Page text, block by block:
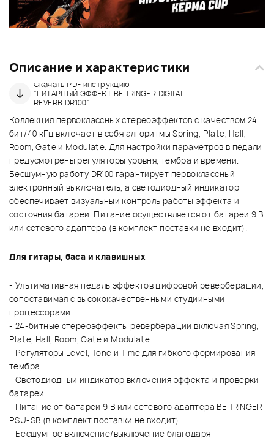
Описание и характеристики
Скачать PDF инструкцию
"ГИТАРНЫЙ ЭФФЕКТ BEHRINGER DIGITAL
REVERB DR100"
Коллекция первоклассных стереоэффектов с качеством 24
бит/40 кГц включает в себя алгоритмы Spring, Plate, Hall,
Room, Gate и Modulate. Для настройки параметров в педали
предусмотрены регуляторы уровня, тембра и времени.
Бесшумную работу DR100 гарантирует первоклассный
электронный выключатель, а светодиодный индикатор
обеспечивает визуальный контроль работы эффекта и
состояния батареи. Питание осуществляется от батареи 9 В
или сетевого адаптера (в комплект поставки не входит).
Для гитары, баса и клавишных
- Ультимативная педаль эффектов цифровой реверберации,
сопоставимая с высококачественными студийными
процессорами
- 24-битные стереоэффекты реверберации включая Spring,
Plate, Hall, Room, Gate и Modulate
- Регуляторы Level, Tone и Time для гибкого формирования
тембра
- Светодиодный индикатор включения эффекта и проверки
батареи
- Питание от батареи 9 В или сетевого адаптера BEHRINGER
PSU-SB (в комплект поставки не входит)
- Бесшумное включение/выключение благодаря